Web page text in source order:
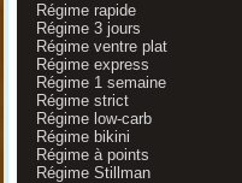
Régime rapide
Régime 3 jours
Régime ventre plat
Régime express
Régime 1 semaine
Régime strict
Régime low-carb
Régime bikini
Régime à points
Régime Stillman